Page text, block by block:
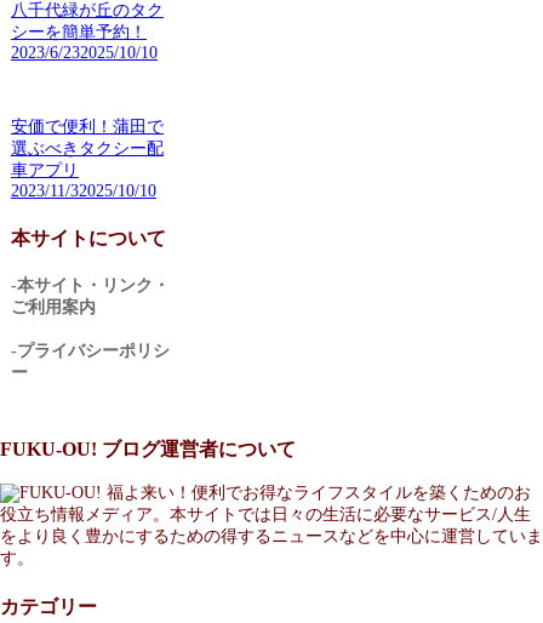
八千代緑が丘のタク
シーを簡単予約！
2023/6/232025/10/10
安価で便利！蒲田で
選ぶべきタクシー配
車アプリ
2023/11/32025/10/10
本サイトについて
-本サイト・リンク・
ご利用案内
-プライバシーポリシ
ー
FUKU-OU! ブログ運営者について
福よ来い！便利でお得なライフスタイルを築くためのお
役立ち情報メディア。本サイトでは日々の生活に必要なサービス/人生
をより良く豊かにするための得するニュースなどを中心に運営していま
す。
カテゴリー